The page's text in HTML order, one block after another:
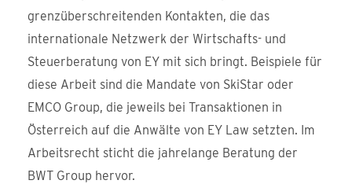
grenzüberschreitenden Kontakten, die das
internationale Netzwerk der Wirtschafts- und
Steuerberatung von EY mit sich bringt. Beispiele für
diese Arbeit sind die Mandate von SkiStar oder
EMCO Group, die jeweils bei Transaktionen in
Österreich auf die Anwälte von EY Law setzten. Im
Arbeitsrecht sticht die jahrelange Beratung der
BWT Group hervor.